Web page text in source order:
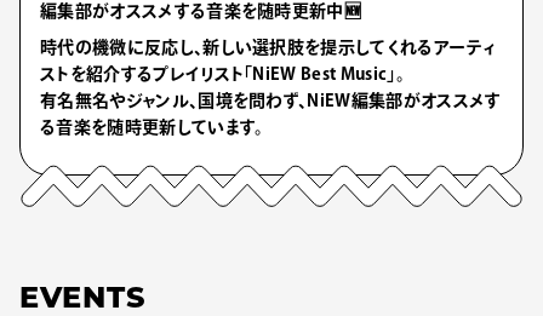
編集部がオススメする音楽を随時更新中🆕
時代の機微に反応し、新しい選択肢を提示してくれるアーティ
ストを紹介するプレイリスト「NiEW Best Music」。
有名無名やジャンル、国境を問わず、NiEW編集部がオススメす
る音楽を随時更新しています。
EVENTS